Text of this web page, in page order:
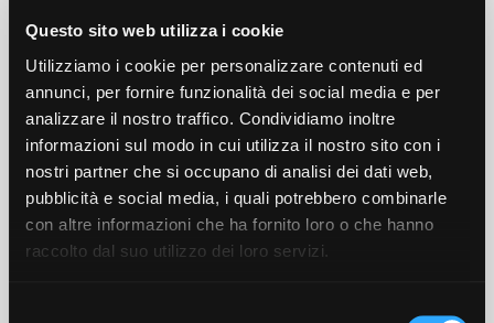
Questo sito web utilizza i cookie
Utilizziamo i cookie per personalizzare contenuti ed
annunci, per fornire funzionalità dei social media e per
analizzare il nostro traffico. Condividiamo inoltre
informazioni sul modo in cui utilizza il nostro sito con i
nostri partner che si occupano di analisi dei dati web,
pubblicità e social media, i quali potrebbero combinarle
con altre informazioni che ha fornito loro o che hanno
raccolto dal suo utilizzo dei loro servizi.
piacevole. Il sistema di connettività integrato
permette di controllare i principali parametri
del veicolo tramite un’app dedicata.
Prezzo e Disponibilità
La nuova Citroën AMI 2025 sarà disponibile a
partire dallametà del 2025, con un prezzo che